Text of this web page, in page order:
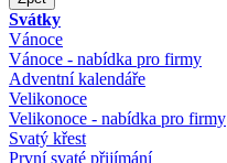
Svátky
Vánoce
Vánoce - nabídka pro firmy
Adventní kalendáře
Velikonoce
Velikonoce - nabídka pro firmy
Svatý křest
První svaté přijímání